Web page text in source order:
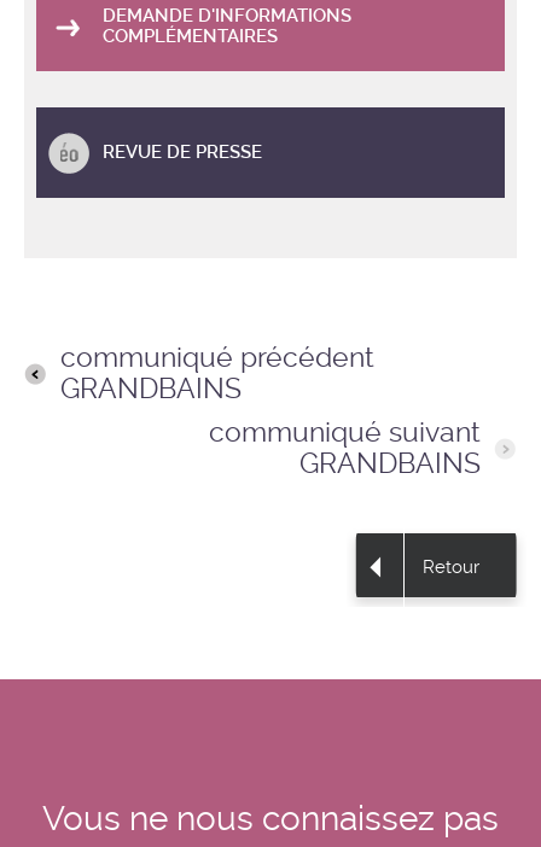
DEMANDE D'INFORMATIONS
COMPLÉMENTAIRES
REVUE DE PRESSE
communiqué précédent
GRANDBAINS
communiqué suivant
GRANDBAINS
Retour
Vous ne nous connaissez pas